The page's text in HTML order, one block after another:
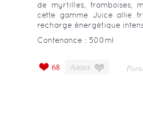
de myrtilles, framboises,
cette gamme Juice allie
recharge énergétique
Contenance : 500ml
Aimer
68